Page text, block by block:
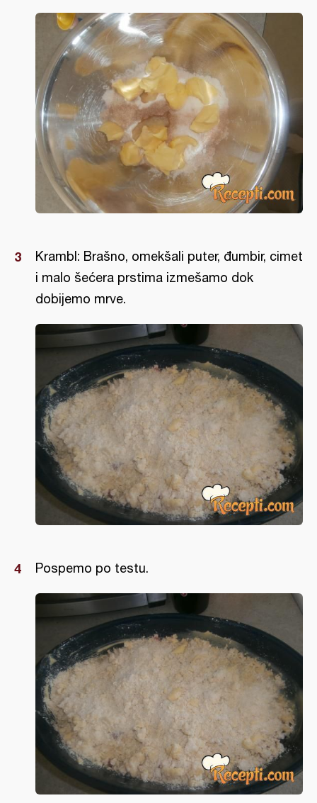
Krambl: Brašno, omekšali puter, đumbir, cimet
i malo šećera prstima izmešamo dok
dobijemo mrve.
Pospemo po testu.